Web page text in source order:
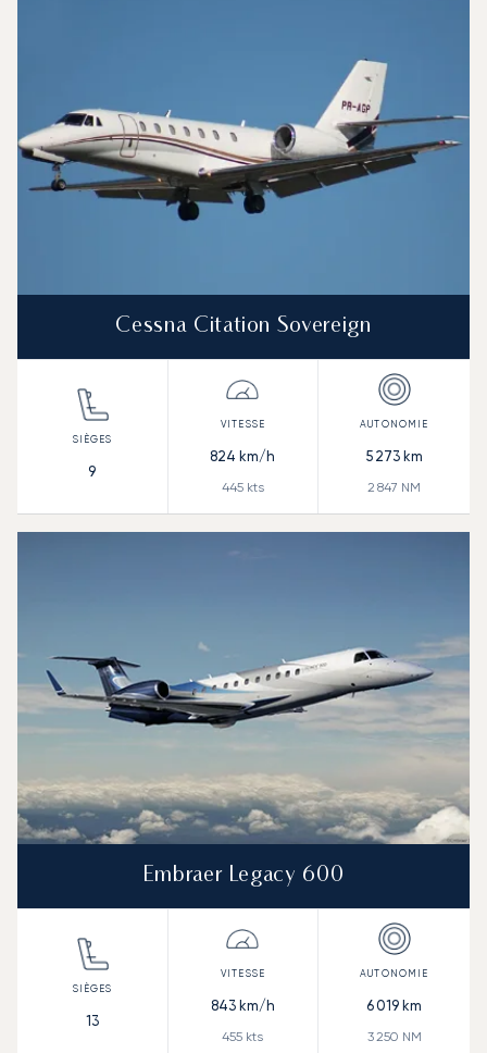
Cessna Citation Sovereign
9
824 km/h
445kts
5 273km
2 847 NM
Embraer Legacy 600
13
843km/h
455 kts
6 019 km
3 250 NM